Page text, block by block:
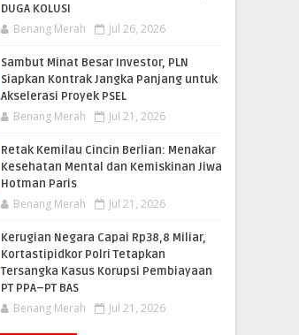
DUGA KOLUSI
Benang Merah Jul 26, 2026
Sambut Minat Besar Investor, PLN
Siapkan Kontrak Jangka Panjang untuk
Akselerasi Proyek PSEL
Benang Merah Jul 21, 2026
Retak Kemilau Cincin Berlian: Menakar
Kesehatan Mental dan Kemiskinan Jiwa
Hotman Paris
Benang Merah Jul 21, 2026
Kerugian Negara Capai Rp38,8 Miliar,
Kortastipidkor Polri Tetapkan
Tersangka Kasus Korupsi Pembiayaan
PT PPA–PT BAS
Benang Merah Jul 21, 2026